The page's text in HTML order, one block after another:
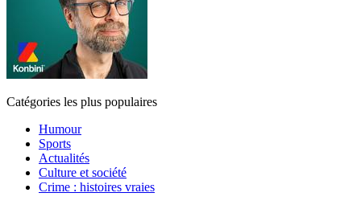
Catégories les plus populaires
Humour
Sports
Actualités
Culture et société
Crime : histoires vraies